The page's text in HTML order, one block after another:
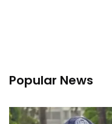
Popular News